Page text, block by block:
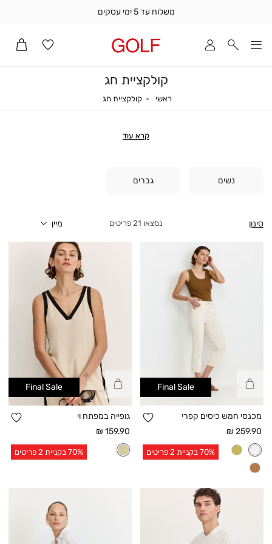
משלוח עד 5 ימי עסקים
קולקציית חג
ראשי ראשיקולקציית חג
קרא עוד
נשים גברים
סינון 21 פריטים
Final Sale
קנייה
מהירה
מכנסי חמש כיסים קפרי
הוספה
למועדפים
מחיר
אחרי
הנחה
259.90 ₪
70% בקניית 2 פריטים
Final Sale
קנייה
מהירה
גופייה במפתח וי
מחיר
אחרי
הנחה
159.90 ₪
70% בקניית 2 פריטים